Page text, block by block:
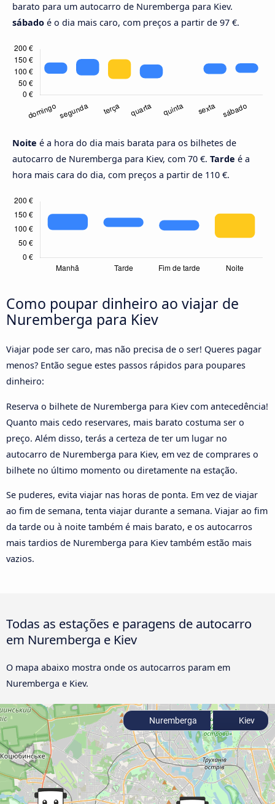
barato para um autocarro de Nuremberga para Kiev.
sábado é o dia mais caro, com preços a partir de 97 €.
Noite é a hora do dia mais barata para os bilhetes de
autocarro de Nuremberga para Kiev, com 70 €. Tarde é a
hora mais cara do dia, com preços a partir de 110 €.
Como poupar dinheiro ao viajar de
Nuremberga para Kiev
Viajar pode ser caro, mas não precisa de o ser! Queres pagar
menos? Então segue estes passos rápidos para poupares
dinheiro:
Reserva o bilhete de Nuremberga para Kiev com antecedência!
Quanto mais cedo reservares, mais barato costuma ser o
preço. Além disso, terás a certeza de ter um lugar no
autocarro de Nuremberga para Kiev, em vez de comprares o
bilhete no último momento ou diretamente na estação.
Se puderes, evita viajar nas horas de ponta. Em vez de viajar
ao fim de semana, tenta viajar durante a semana. Viajar ao fim
da tarde ou à noite também é mais barato, e os autocarros
mais tardios de Nuremberga para Kiev também estão mais
vazios.
Todas as estações e paragens de autocarro
em Nuremberga e Kiev
O mapa abaixo mostra onde os autocarros param em
Nuremberga e Kiev.
Nuremberga Kiev